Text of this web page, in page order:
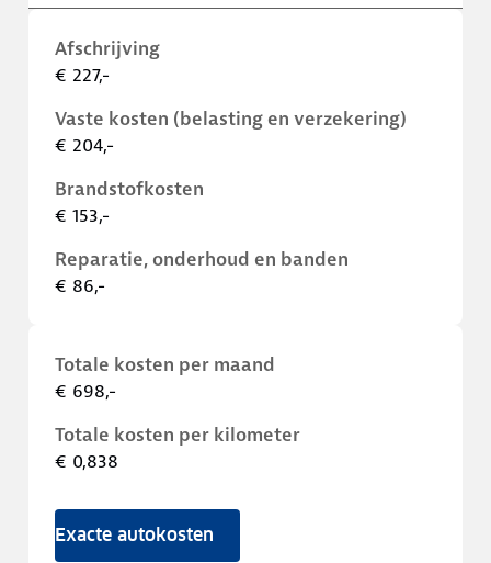
Afschrijving
€ 227,-
Vaste kosten (belasting en verzekering)
€ 204,-
Brandstofkosten
€ 153,-
Reparatie, onderhoud en banden
€ 86,-
Totale kosten per maand
€ 698,-
Totale kosten per kilometer
€ 0,838
Exacte autokosten